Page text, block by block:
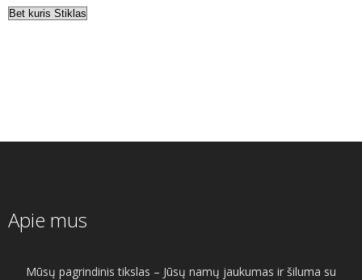
Apie mus
Mūsų pagrindinis tikslas – Jūsų namų jaukumas ir šiluma su